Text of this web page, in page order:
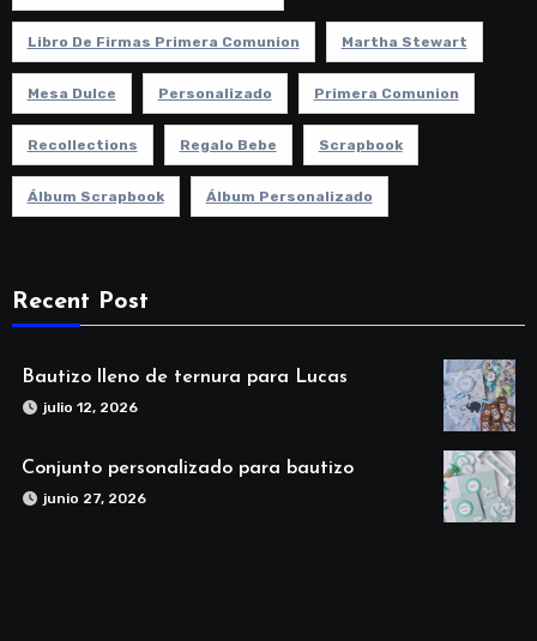
Libro De Firmas Primera Comunion Martha Stewart
Mesa Dulce Personalizado Primera Comunion
Recollections Regalo Bebe Scrapbook
Álbum Scrapbook Álbum Personalizado
Recent Post
Bautizo lleno de ternura para Lucas
julio 12, 2026
Conjunto personalizado para bautizo
junio 27, 2026